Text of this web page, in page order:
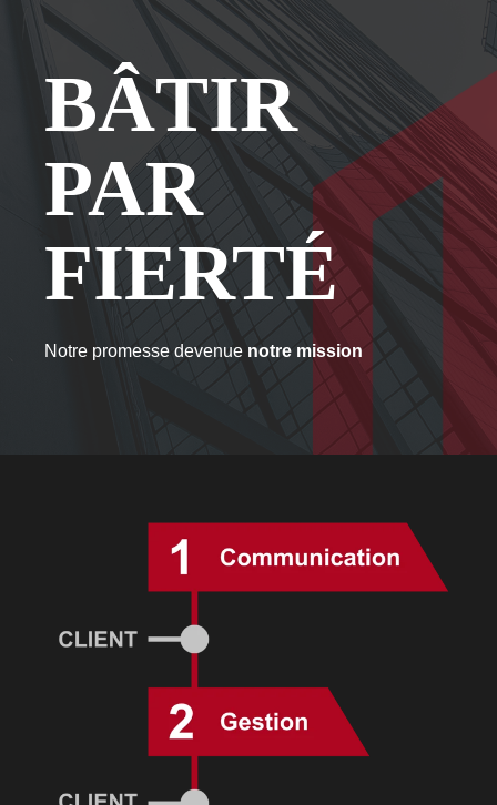
BÂTIR
PAR
FIERTÉ
Notre promesse devenue notre mission